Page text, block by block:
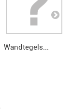
Wandtegels...